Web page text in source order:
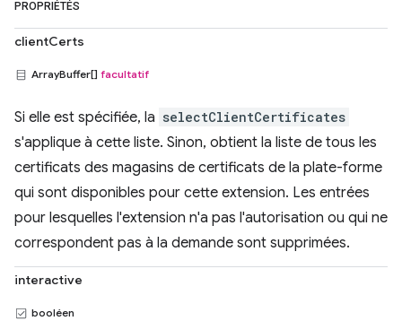
PROPRIÉTÉS
clientCerts
ArrayBuffer[] facultatif
Si elle est spécifiée, la selectClientCertificates
s'applique à cette liste. Sinon, obtient la liste de tous les
certificats des magasins de certificats de la plate-forme
qui sont disponibles pour cette extension. Les entrées
pour lesquelles l'extension n'a pas l'autorisation ou qui ne
correspondent pas à la demande sont supprimées.
interactive
booléen